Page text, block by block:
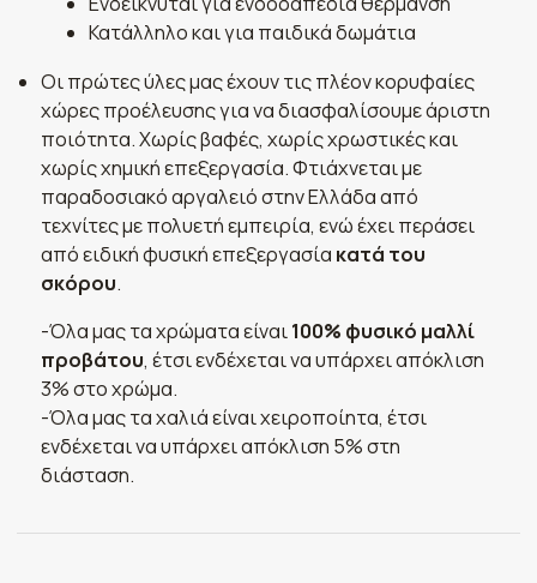
Κατάλληλο και για παιδικά δωμάτια
Οι πρώτες ύλες μας έχουν τις πλέον κορυφαίες
χώρες προέλευσης για να διασφαλίσουμε άριστη
ποιότητα. Χωρίς βαφές, χωρίς χρωστικές και
χωρίς χημική επεξεργασία. Φτιάχνεται με
παραδοσιακό αργαλειό στην Ελλάδα από
τεχνίτες με πολυετή εμπειρία, ενώ έχει περάσει
από ειδική φυσική επεξεργασία κατά του
σκόρου.
-Όλα μας τα χρώματα είναι100% φυσικό μαλλί
προβάτου, έτσι ενδέχεται να υπάρχει απόκλιση
3% στο χρώμα.
-Όλα μας τα χαλιά είναι χειροποίητα, έτσι
ενδέχεται να υπάρχει απόκλιση 5% στη
διάσταση.